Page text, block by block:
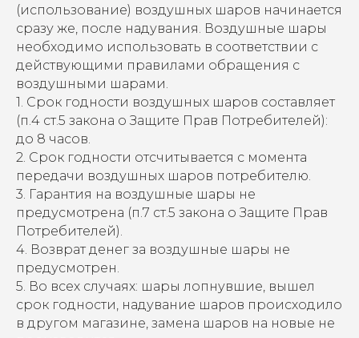
(использование) воздушных шаров начинается
сразу же, после надувания. Воздушные шары
необходимо использовать в соответствии с
действующими правилами обращения с
воздушными шарами.
1. Срок годности воздушных шаров составляет
(п.4 ст.5 закона о Защите Прав Потребителей):
до 8 часов.
2. Срок годности отсчитывается с момента
передачи воздушных шаров потребителю.
3. Гарантия на воздушные шары не
предусмотрена (п.7 ст.5 закона о Защите Прав
Потребителей).
4. Возврат денег за воздушные шары не
предусмотрен.
5. Во всех случаях: шары лопнувшие, вышел
срок годности, надувание шаров происходило
в другом магазине, замена шаров на новые не